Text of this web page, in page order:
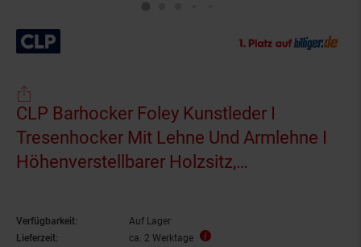
CLP Barhocker Foley Kunstleder I
Tresenhocker Mit Lehne Und Armlehne I
Höhenverstellbarer Holzsitz,
Verfügbarkeit:
Auf Lager
Lieferzeit:
ca. 2 Werktage